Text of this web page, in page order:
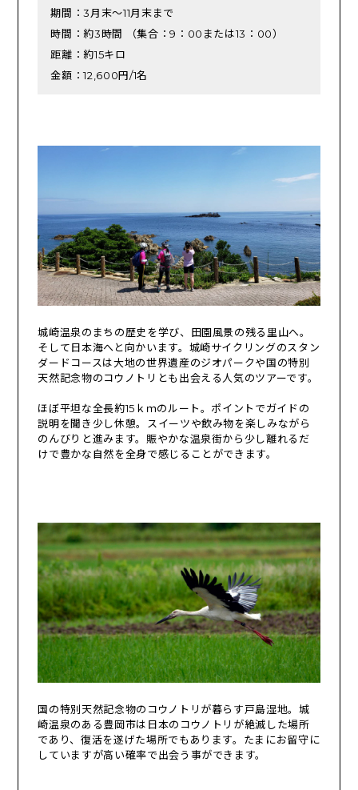
期間：3月末～11月末まで
時間：約3時間 （集合：9：00または13：00）
距離：約15キロ
金額：12,600円/1名
城崎温泉のまちの歴史を学び、田園風景の残る里山へ。
そして日本海へと向かいます。城崎サイクリングのスタン
ダードコースは大地の世界遺産のジオパークや国の特別
天然記念物のコウノトリとも出会える人気のツアーです。
ほぼ平坦な全長約15ｋｍのルート。ポイントでガイドの
説明を聞き少し休憩。スイーツや飲み物を楽しみながら
のんびりと進みます。賑やかな温泉街から少し離れるだ
けで豊かな自然を全身で感じることができます。
国の特別天然記念物のコウノトリが暮らす戸島湿地。城
崎温泉のある豊岡市は日本のコウノトリが絶滅した場所
であり、復活を遂げた場所でもあります。たまにお留守に
していますが高い確率で出会う事ができます。